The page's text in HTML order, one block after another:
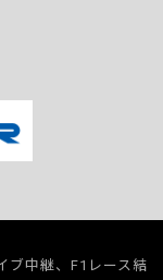
ブ中継、F1レース結